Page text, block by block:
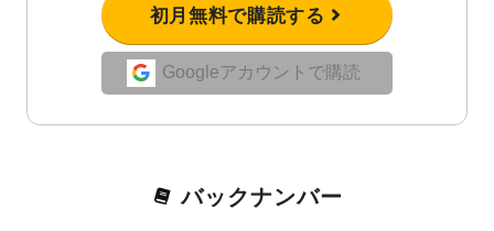
初月無料で購読する
Googleアカウントで購読
バックナンバー